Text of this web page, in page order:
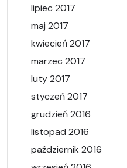
lipiec 2017
maj 2017
kwiecień 2017
marzec 2017
luty 2017
styczeń 2017
grudzień 2016
listopad 2016
październik 2016